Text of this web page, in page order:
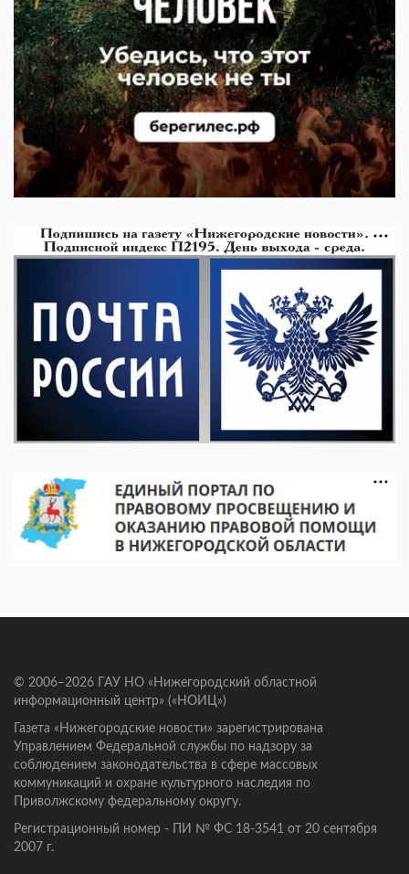
© 2006–2026 ГАУ НО «Нижегородский областной
информационный центр» («НОИЦ»)
Газета «Нижегородские новости» зарегистрирована
Управлением Федеральной службы по надзору за
соблюдением законодательства в сфере массовых
коммуникаций и охране культурного наследия по
Приволжскому федеральному округу.
Регистрационный номер - ПИ № ФС 18-3541 от 20 сентября
2007 г.